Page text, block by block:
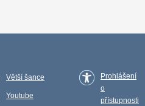
Větší šance
Youtube
Prohlášení
o
přístupnosti